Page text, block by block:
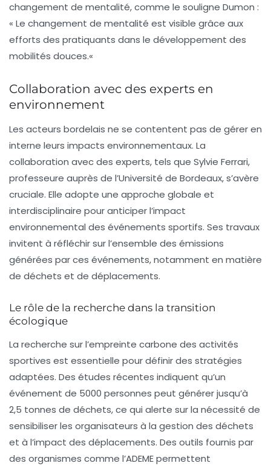
changement de mentalité, comme le souligne Dumon :
« Le changement de mentalité est visible grâce aux
efforts des pratiquants dans le développement des
mobilités douces.«
Collaboration avec des experts en
environnement
Les acteurs bordelais ne se contentent pas de gérer en
interne leurs impacts environnementaux. La
collaboration avec des experts, tels que Sylvie Ferrari,
professeure auprès de l’Université de Bordeaux, s’avère
cruciale. Elle adopte une approche globale et
interdisciplinaire pour anticiper l’impact
environnemental des événements sportifs. Ses travaux
invitent à réfléchir sur l’ensemble des émissions
générées par ces événements, notamment en matière
de déchets et de déplacements.
Le rôle de la recherche dans la transition
écologique
La recherche surl’empreinte carbone des activités
sportives est essentielle pour définir des stratégies
adaptées. Des études récentes indiquent qu’un
événement de 5000 personnes peut générer jusqu’à
2,5 tonnes de déchets, ce qui alerte sur la nécessité de
sensibiliser les organisateurs à la gestion des déchets
et à l’impact des déplacements. Des outils fournis par
des organismes comme l’ADEME permettent